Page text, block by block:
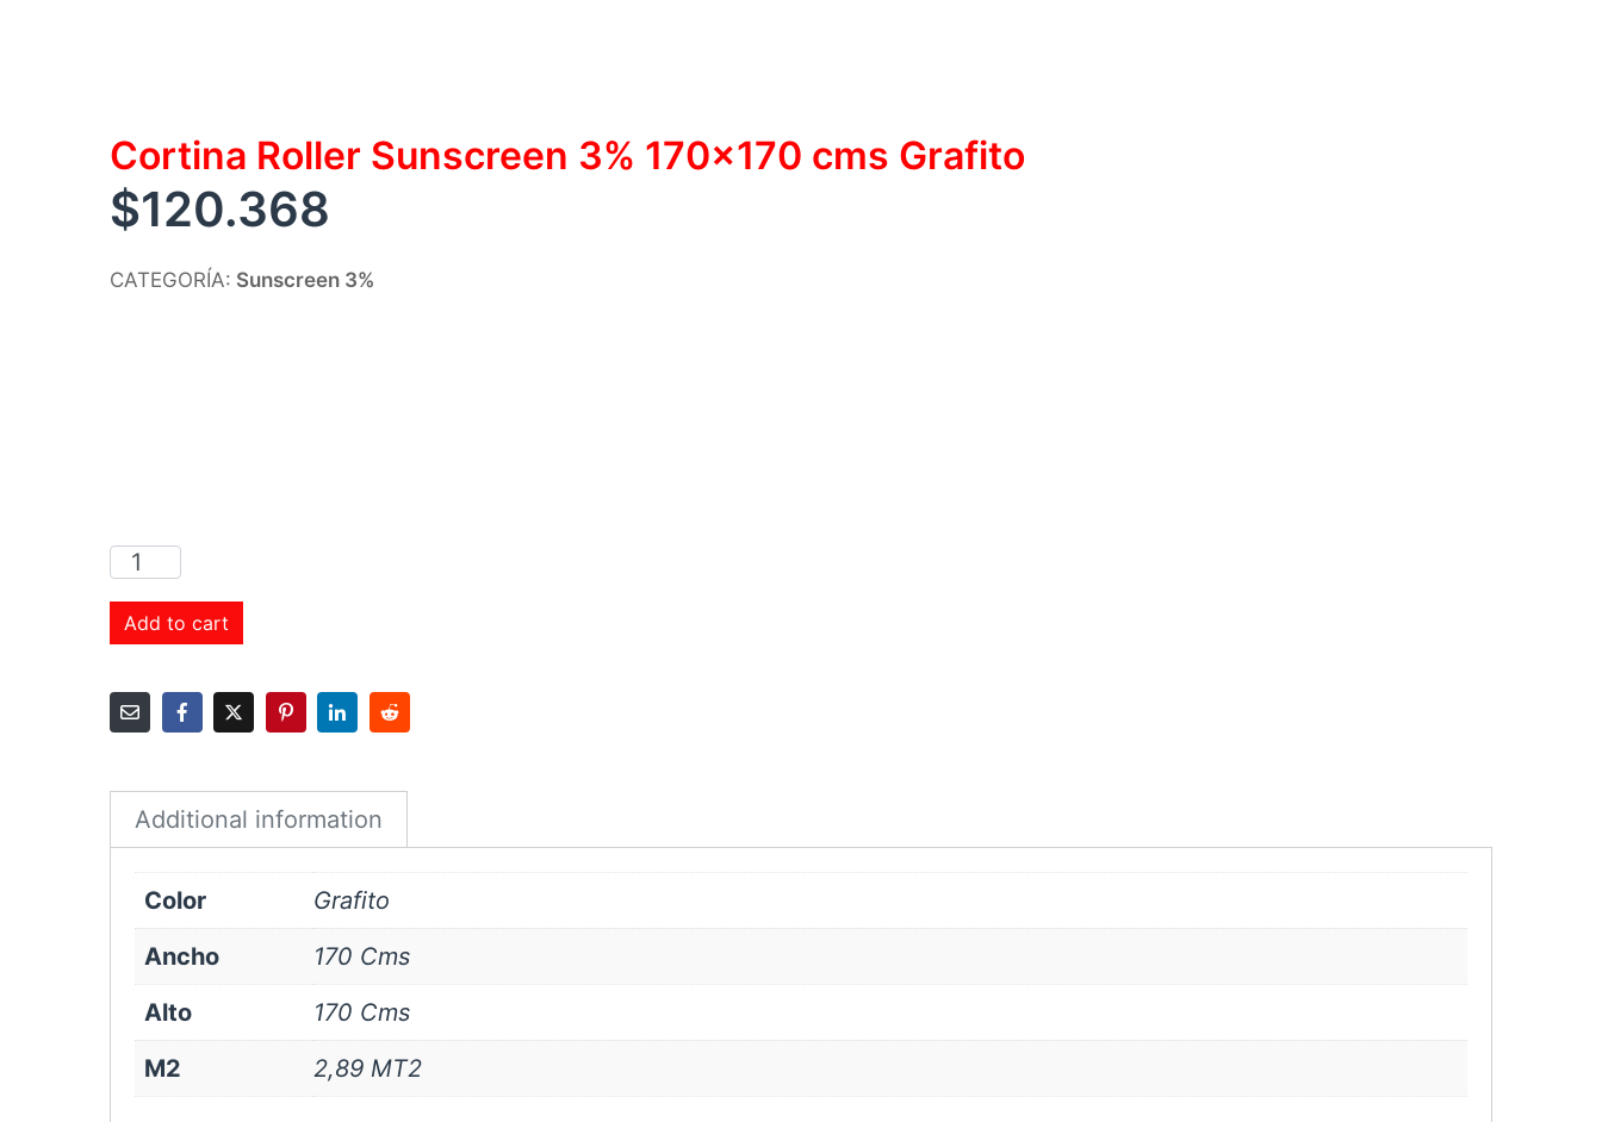
Cortina Roller Sunscreen 3% 170×170 cms Grafito
$120.368
CATEGORÍA: Sunscreen 3%
Cortina
Sunscreen
3%
cms
Add to cart
Additional information
Color
Grafito
Ancho
170 Cms
Alto
170 Cms
M2
2,89 MT2